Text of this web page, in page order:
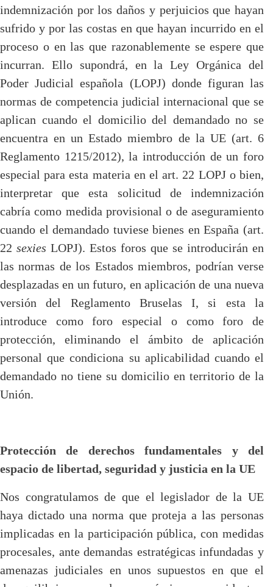
indemnización por los daños y perjuicios que hayan
sufrido y por las costas en que hayan incurrido en el
proceso o en las que razonablemente se espere que
incurran. Ello supondrá, en la Ley Orgánica del
Poder Judicial española (LOPJ) donde figuran las
normas de competencia judicial internacional que se
aplican cuando el domicilio del demandado no se
encuentra en un Estado miembro de la UE (art. 6
Reglamento 1215/2012), la introducción de un foro
especial para esta materia en el art. 22 LOPJ o bien,
interpretar que esta solicitud de indemnización
cabría como medida provisional o de aseguramiento
cuando el demandado tuviese bienes en España (art.
22 sexies LOPJ). Estos foros que se introducirán en
las normas de los Estados miembros, podrían verse
desplazadas en un futuro, en aplicación de una nueva
versión del Reglamento Bruselas I, si esta la
introduce como foro especial o como foro de
protección, eliminando el ámbito de aplicación
personal que condiciona su aplicabilidad cuando el
demandado no tiene su domicilio en territorio de la
Unión.
Protección de derechos fundamentales y del
espacio de libertad, seguridad y justicia en la UE
Nos congratulamos de que el legislador de la UE
haya dictado una norma que proteja a las personas
implicadas en la participación pública, con medidas
procesales, ante demandas estratégicas infundadas y
amenazas judiciales en unos supuestos en que el